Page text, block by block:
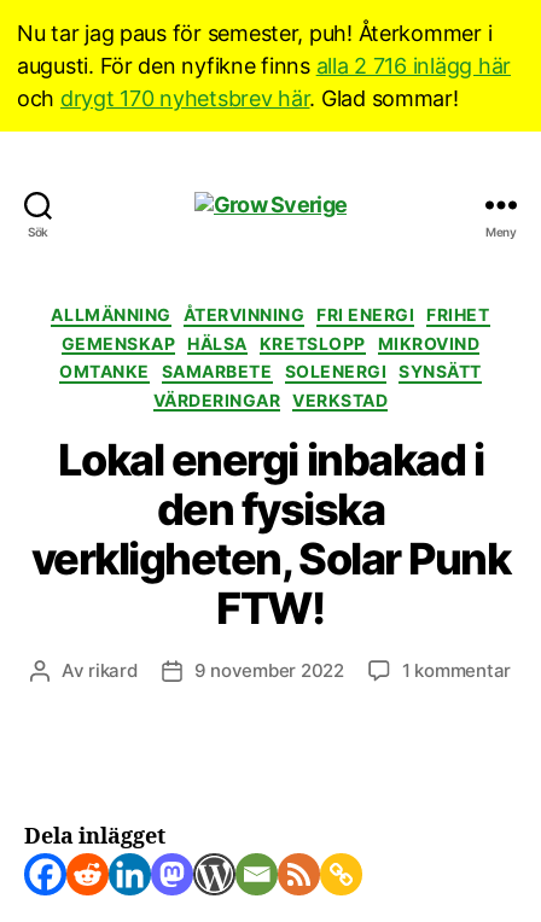
Nu tar jag paus för semester, puh! Återkommer i
augusti. För den nyfikne finns alla 2 716 inlägg här
och drygt 170 nyhetsbrev här. Glad sommar!
Sök Meny
Kategorier
ALLMÄNNING ÅTERVINNING FRI ENERGI
FRIHET
GEMENSKAP
HÄLSA KRETSLOPP
MIKROVIND
OMTANKE
SAMARBETE SOLENERGI
SYNSÄTT
VÄRDERINGAR
VERKSTAD
Lokal energi inbakad i
den fysiska
verkligheten, Solar Punk
FTW!
Inläggsförfattare
Av rikard Inläggsdatum
9 november 2022 1 kommentartill
Dela inlägget